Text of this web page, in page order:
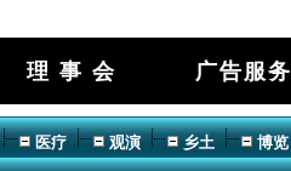
理 事 会 广告服务
医疗 观演 乡土 博览